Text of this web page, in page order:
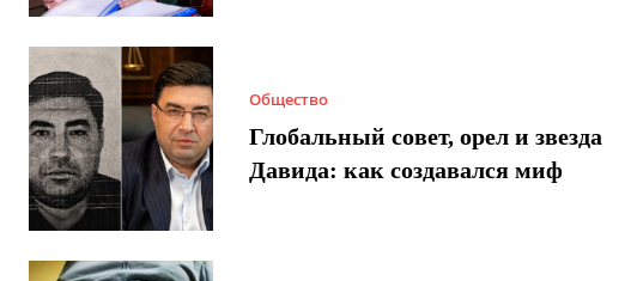
Общество
Глобальный совет, орел и звезда
Давида: как создавался миф